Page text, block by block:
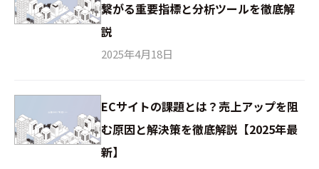
繋がる重要指標と分析ツールを徹底解
説
2025年4月18日
ECサイトの課題とは？売上アップを阻
む原因と解決策を徹底解説【2025年最
新】